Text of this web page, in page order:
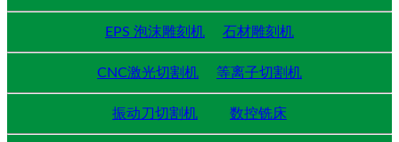
EPS 泡沫雕刻机 石材雕刻机
CNC激光切割机 等离子切割机
振动刀切割机 数控铣床